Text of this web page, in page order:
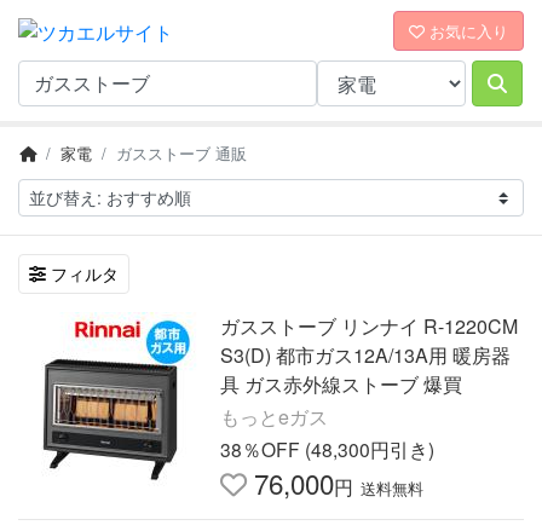
お気に入り
家電 ガスストーブ 通販
フィルタ
ガスストーブ リンナイ R-1220CM
S3(D) 都市ガス12A/13A用 暖房器
具 ガス赤外線ストーブ 爆買
もっとeガス
38％OFF (48,300円引き)
76,000円 送料無料